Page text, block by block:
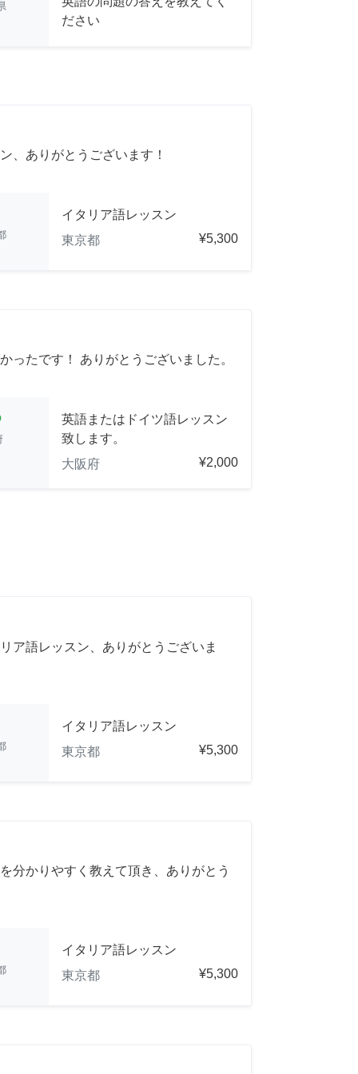
ださい
、ありがとうございます！
イタリア語レッスン
東京都
¥5,300
ったです！ ありがとうございました。
英語またはドイツ語レッスン
致します。
大阪府
¥2,000
ア語レッスン、ありがとうございま
イタリア語レッスン
東京都
¥5,300
分かりやすく教えて頂き、ありがとう
イタリア語レッスン
東京都
¥5,300